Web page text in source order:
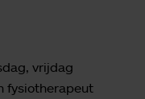
vrijdag
fysiotherapeut